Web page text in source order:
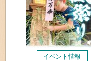
イベント情報